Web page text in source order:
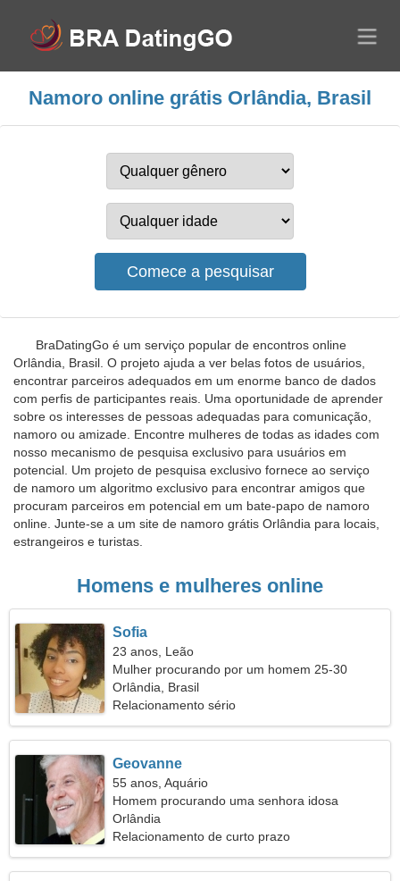
Namoro online grátis Orlândia, Brasil
BraDatingGo é um serviço popular de encontros online
Orlândia, Brasil. O projeto ajuda a ver belas fotos de usuários,
encontrar parceiros adequados em um enorme banco de dados
com perfis de participantes reais. Uma oportunidade de aprender
sobre os interesses de pessoas adequadas para comunicação,
namoro ou amizade. Encontre mulheres de todas as idades com
nosso mecanismo de pesquisa exclusivo para usuários em
potencial. Um projeto de pesquisa exclusivo fornece ao serviço
de namoro um algoritmo exclusivo para encontrar amigos que
procuram parceiros em potencial em um bate-papo de namoro
online. Junte-se a um site de namoro grátis Orlândia para locais,
estrangeiros e turistas.
Homens e mulheres online
Sofia
23 anos, Leão
Mulher procurando por um homem 25-30
Orlândia, Brasil
Relacionamento sério
Geovanne
55 anos, Aquário
Homem procurando uma senhora idosa
Orlândia
Relacionamento de curto prazo